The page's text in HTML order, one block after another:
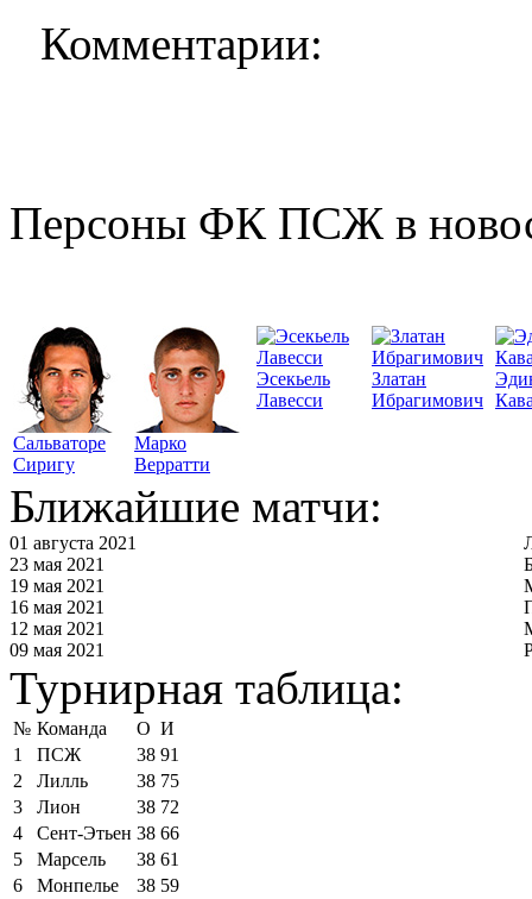
Комментарии:
Персоны ФК ПСЖ в
Сальваторе
Сиригу
Марко
Верратти
Эсекьель
Лавесси
Златан
Ибрагимович
Ближайшие матчи:
01 августа 2021
23 мая 2021
19 мая 2021
16 мая 2021
12 мая 2021
09 мая 2021
Турнирная таблица:
№ Команда О И
1
ПСЖ 38 91
2
Лилль 38 75
3
Лион 38 72
4
Сент-Этьен 38 66
5
Марсель 38 61
6
Монпелье 38 59